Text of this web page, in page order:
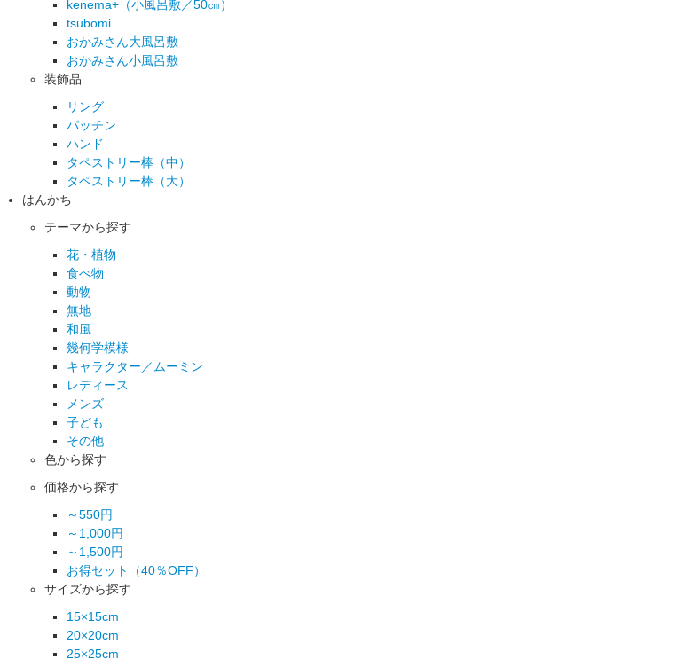
kenema+（小風呂敷／50㎝）
tsubomi
おかみさん大風呂敷
おかみさん小風呂敷
装飾品
リング
パッチン
ハンド
タペストリー棒（中）
タペストリー棒（大）
はんかち
テーマから探す
花・植物
食べ物
動物
無地
和風
幾何学模様
キャラクター／ムーミン
レディース
メンズ
子ども
その他
色から探す
価格から探す
～550円
～1,000円
～1,500円
お得セット（40％OFF）
サイズから探す
15×15cm
20×20cm
25×25cm